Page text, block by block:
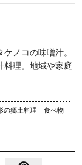
ノコの味噌汁。
料理。地域や家庭
の郷土料理 食べ物